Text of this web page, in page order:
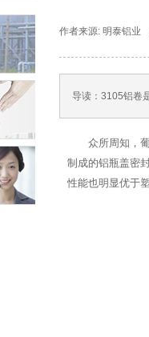
作者来源: 明泰铝业
导读： 3105铝卷
众所周知，
制成的铝瓶盖密
性能也明显优于